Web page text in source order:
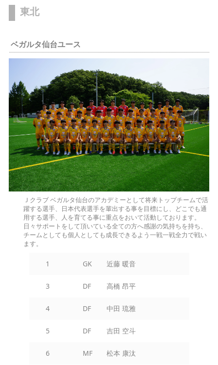
東北
ベガルタ仙台ユース
Ｊクラブ ベガルタ仙台のアカデミーとして将来トップチームで活
躍する選手、日本代表選手を輩出する事を目標にし、どこでも通
用する選手、人を育てる事に重点をおいて活動しております。
日々サポートをして頂いている全ての方へ感謝の気持ちを持ち、
チームとしても個人としても成長できるよう一戦一戦全力で戦い
ます。
1 GK 近藤 暖音
3 DF 高橋 昂平
4 DF 中田 琉雅
5 DF 吉田 空斗
6 MF 松本 康汰